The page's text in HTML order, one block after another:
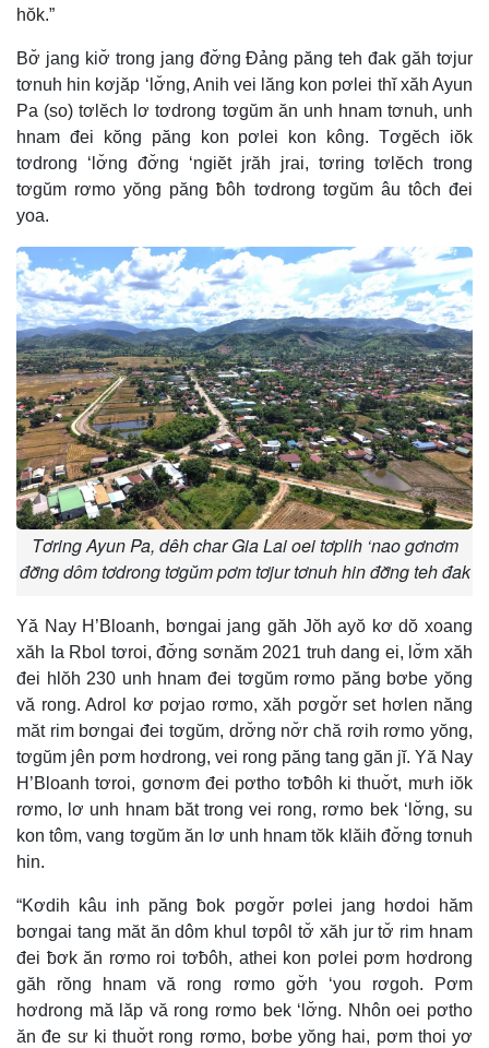
hŏk.”
Bơ̆ jang kiơ̆ trong jang đơ̆ng Đảng păng teh đak găh tơjur
tơnuh hin kơjăp ‘lơ̆ng, Anih vei lăng kon pơlei thĭ xăh Ayun
Pa (so) tơlĕch lơ tơdrong tơgŭm ăn unh hnam tơnuh, unh
hnam đei kŏng păng kon pơlei kon kông. Tơgĕch iŏk
tơdrong ‘lơ̆ng đơ̆ng ‘ngiĕt jrăh jrai, tơring tơlĕch trong
tơgŭm rơmo yŏng păng ƀôh tơdrong tơgŭm âu tôch đei
yoa.
Tơring Ayun Pa, dêh char Gia Lai oei tơplih ‘nao gơnơm
đơ̆ng dôm tơdrong tơgŭm pơm tơjur tơnuh hin đơ̆ng teh đak
Yă Nay H’Bloanh, bơngai jang găh Jŏh ayŏ kơ dŏ xoang
xăh Ia Rbol tơroi, đơ̆ng sơnăm 2021 truh dang ei, lơ̆m xăh
đei hlŏh 230 unh hnam đei tơgŭm rơmo păng bơbe yŏng
vă rong. Adrol kơ pơjao rơmo, xăh pơgơ̆r set hơlen năng
măt rim bơngai đei tơgŭm, drơ̆ng nơ̆r chă rơih rơmo yŏng,
tơgŭm jên pơm hơdrong, vei rong păng tang găn jĭ. Yă Nay
H’Bloanh tơroi, gơnơm đei pơtho tơƀôh ki thuơ̆t, mưh iŏk
rơmo, lơ unh hnam băt trong vei rong, rơmo bek ‘lơ̆ng, su
kon tôm, vang tơgŭm ăn lơ unh hnam tŏk klăih đơ̆ng tơnuh
hin.
“Kơdih kâu inh păng ƀok pơgơ̆r pơlei jang hơdoi hăm
bơngai tang măt ăn dôm khul tơpôl tơ̆ xăh jur tơ̆ rim hnam
đei ƀơk ăn rơmo roi tơƀôh, athei kon pơlei pơm hơdrong
găh rŏng hnam vă rong rơmo gơ̆h ‘you rơgoh. Pơm
hơdrong mă lăp vă rong rơmo bek ‘lơ̆ng. Nhôn oei pơtho
ăn đe sư ki thuơ̆t rong rơmo, bơbe yŏng hai, pơm thoi yơ